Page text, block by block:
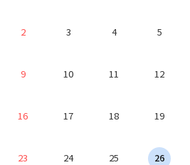
2 3 4 5
9 10 11 12
16 17 18 19
23 24 25 26